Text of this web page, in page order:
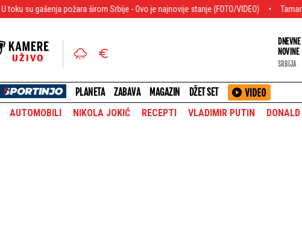
požara širom Srbije - Ovo je najnovije stanje (FOTO/VIDEO) Tamari Đurić bogati
DNEVNE
NOVINE
SRBIJA
PLANETA ZABAVA MAGAZIN DŽET SET
AUTOMOBILI NIKOLA JOKIĆ RECEPTI VLADIMIR PUTIN